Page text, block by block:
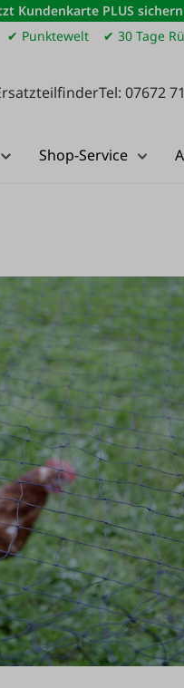
Kundenkarte PLUS
✔ Punktewelt ✔ 30 Tage
Tel: 07672
Shop-Service